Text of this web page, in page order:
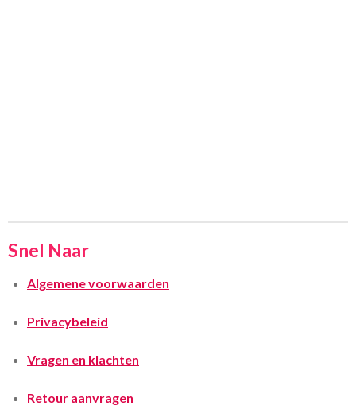
Snel Naar
Algemene voorwaarden
Privacybeleid
Vragen en klachten
Retour aanvragen